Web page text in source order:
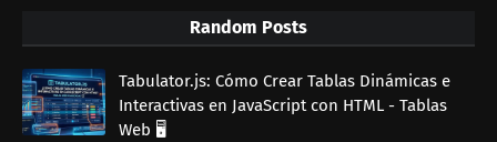
Random Posts
Tabulator.js: Cómo Crear Tablas Dinámicas e
Interactivas en JavaScript con HTML - Tablas
Web 🖥️